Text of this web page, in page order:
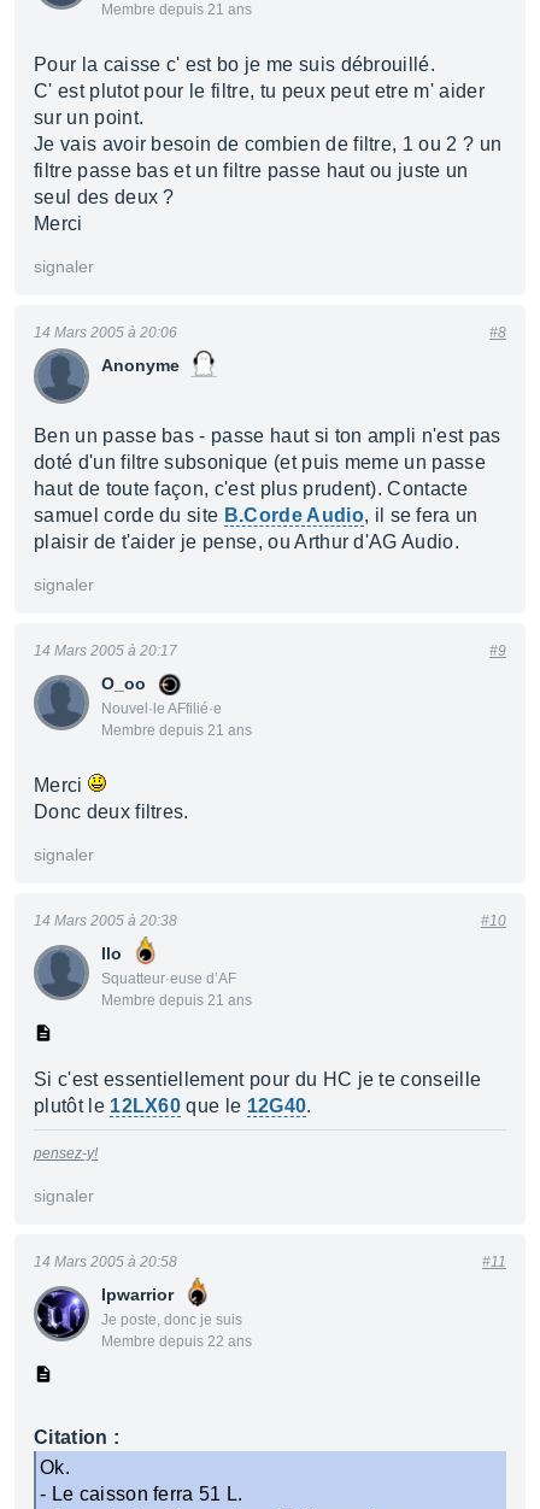
Membre depuis 21 ans
Pour la caisse c' est bo je me suis débrouillé.
C' est plutot pour le filtre, tu peux peut etre m' aider
sur un point.
Je vais avoir besoin de combien de filtre, 1 ou 2 ? un
filtre passe bas et un filtre passe haut ou juste un
seul des deux ?
Merci
signaler
Anonyme
14 Mars 2005 à 20:06 #8
Ben un passe bas - passe haut si ton ampli n'est pas
doté d'un filtre subsonique (et puis meme un passe
haut de toute façon, c'est plus prudent). Contacte
samuel corde du site B.Corde Audio, il se fera un
plaisir de t'aider je pense, ou Arthur d'AG Audio.
signaler
O_oo
Nouvel·le AFfilié·e
Membre depuis 21 ans
14 Mars 2005 à 20:17 #9
Merci
Donc deux filtres.
signaler
Ilo
Squatteur·euse d’AF
Membre depuis 21 ans
14 Mars 2005 à 20:38 #10
Si c'est essentiellement pour du HC je te conseille
plutôt le 12LX60 que le 12G40.
pensez-y!
signaler
Ipwarrior
Je poste, donc je suis
Membre depuis 22 ans
14 Mars 2005 à 20:58 #11
Citation :
Ok.
- Le caisson ferra 51 L.